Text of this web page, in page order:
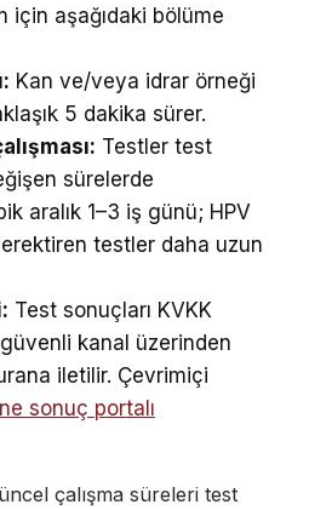
için aşağıdaki bölüme
Kan ve/veya idrar örneği
5 dakika sürer.
Testler test
sürelerde
aralık 1–3 iş günü; HPV
testler daha uzun
Test sonuçları KVKK
kanal üzerinden
iletilir. Çevrimiçi
sonuç portalı
çalışma süreleri test